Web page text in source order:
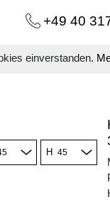
einverstanden.
+49 40
H